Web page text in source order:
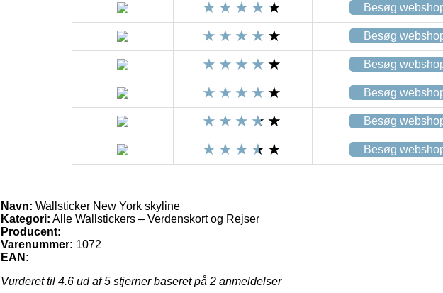
Besøg
Besøg
Besøg
Besøg
Besøg
Besøg
Navn: Wallsticker New York skyline
Kategori: Alle Wallstickers – Verdenskort og Rejser
Producent:
Varenummer: 1072
EAN:
Vurderet til 4.6 ud af 5 stjerner baseret på 2 anmeldelser